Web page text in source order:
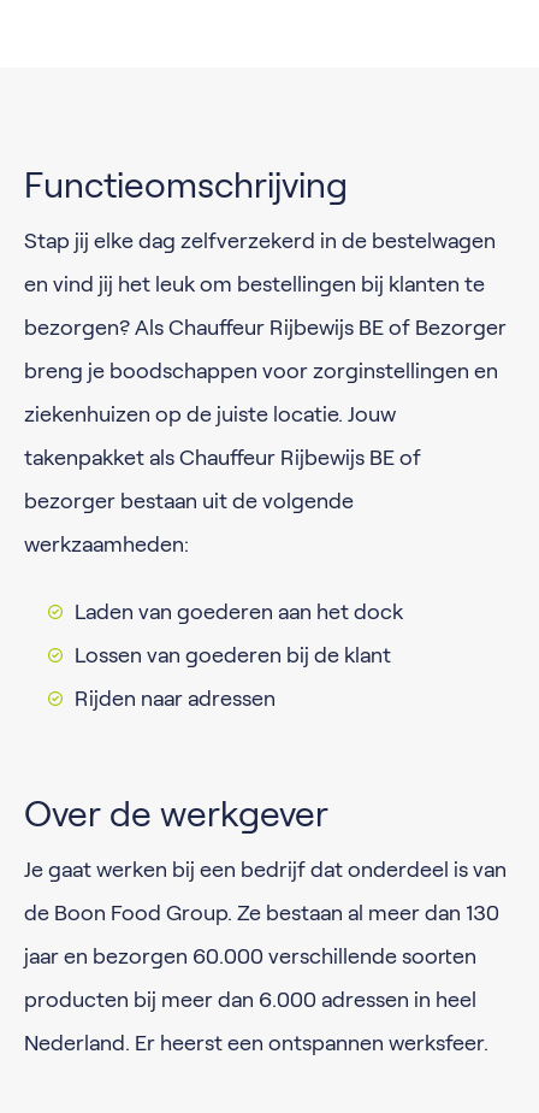
Functieomschrijving
Stap jij elke dag zelfverzekerd in de bestelwagen
en vind jij het leuk om bestellingen bij klanten te
bezorgen? Als Chauffeur Rijbewijs BE of Bezorger
breng je boodschappen voor zorginstellingen en
ziekenhuizen op de juiste locatie. Jouw
takenpakket als Chauffeur Rijbewijs BE of
bezorger bestaan uit de volgende
werkzaamheden:
Laden van goederen aan het dock
Lossen van goederen bij de klant
Rijden naar adressen
Over de werkgever
Je gaat werken bij een bedrijf dat onderdeel is van
de Boon Food Group. Ze bestaan al meer dan 130
jaar en bezorgen 60.000 verschillende soorten
producten bij meer dan 6.000 adressen in heel
Nederland. Er heerst een ontspannen werksfeer.